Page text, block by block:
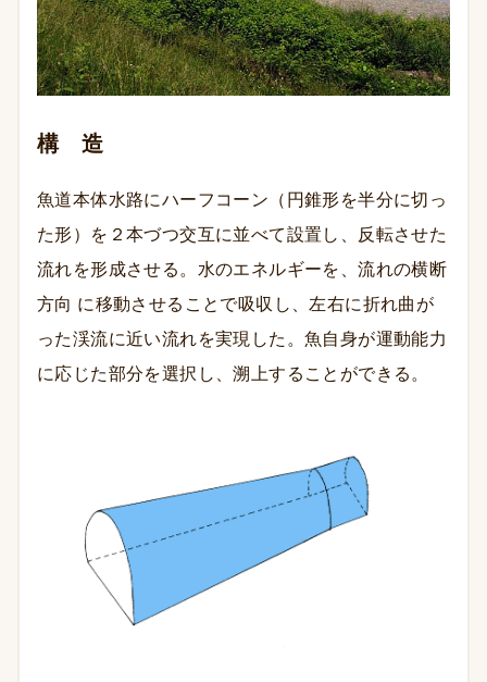
構 造
魚道本体水路にハーフコーン（円錐形を半分に切っ
た形）を２本づつ交互に並べて設置し、反転させた
流れを形成させる。水のエネルギーを、流れの横断
方向 に移動させることで吸収し、左右に折れ曲が
った渓流に近い流れを実現した。魚自身が運動能力
に応じた部分を選択し、溯上することができる。